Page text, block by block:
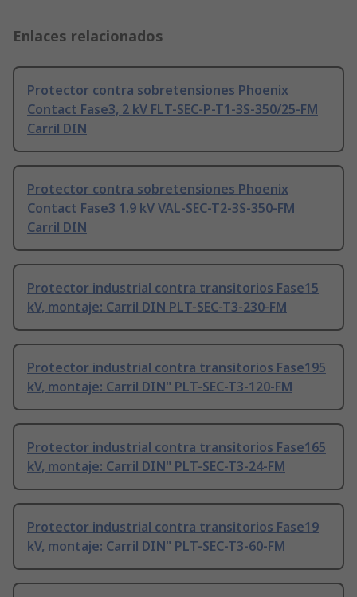
Enlaces relacionados
Protector contra sobretensiones Phoenix
Contact Fase3, 2 kV FLT-SEC-P-T1-3S-350/25-FM
Carril DIN
Protector contra sobretensiones Phoenix
Contact Fase3 1.9 kV VAL-SEC-T2-3S-350-FM
Carril DIN
Protector industrial contra transitorios Fase15
kV, montaje: Carril DIN PLT-SEC-T3-230-FM
Protector industrial contra transitorios Fase195
kV, montaje: Carril DIN" PLT-SEC-T3-120-FM
Protector industrial contra transitorios Fase165
kV, montaje: Carril DIN" PLT-SEC-T3-24-FM
Protector industrial contra transitorios Fase19
kV, montaje: Carril DIN" PLT-SEC-T3-60-FM